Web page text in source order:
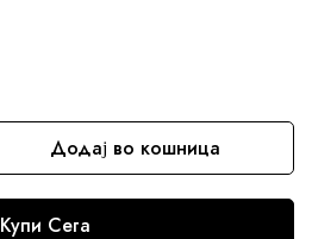
Додај во кошница
Купи Сега